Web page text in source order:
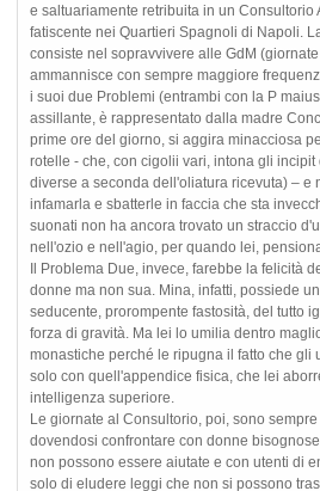
e saltuariamente retribuita in un Consultorio
fatiscente nei Quartieri Spagnoli di Napoli.
consiste nel sopravvivere alle GdM
ammannisce con sempre maggiore
i suoi due Problemi (entrambi con la P
assillante, è rappresentato dalla madre
prime ore del giorno, si aggira minacciosa
rotelle - che, con cigolii vari, intona gli
diverse a seconda dell'oliatura ricevuta) – e
infamarla e sbatterle in faccia che sta
suonati non ha ancora trovato un straccio
nell'ozio e nell'agio, per quando lei,
Il Problema Due, invece, farebbe la felicità
donne ma non sua. Mina, infatti, possiede
seducente, prorompente fastosità, del tutto
forza di gravità. Ma lei lo umilia dentro
monastiche perché le ripugna il fatto che gli
solo con quell'appendice fisica, che lei
intelligenza superiore.
Le giornate al Consultorio, poi, sono
dovendosi confrontare con donne
non possono essere aiutate e con utenti di
solo di eludere leggi che non si possono